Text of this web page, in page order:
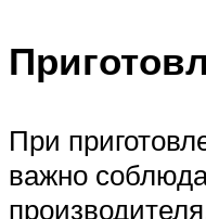
При
важно